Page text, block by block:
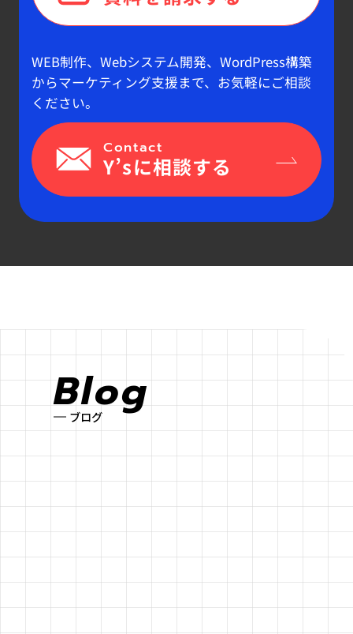
WEB制作、Webシステム開発、WordPress構築
からマーケティング支援まで、お気軽にご相談
ください。
Contact
Y’sに相談する
Blog
ブログ